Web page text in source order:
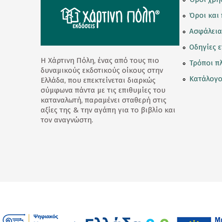
Κορνίζες
Μαγνητάκια
Μαγνητικοί Σελιδοδείκτες
Μπρελόκ
Η Χάρτινη Πόλη, ένας από τους πιο
δυναμικούς εκδοτικούς οίκους στην
Ελλάδα, που επεκτείνεται διαρκώς
σύμφωνα πάντα με τις επιθυμίες του
καταναλωτή, παραμένει σταθερή στις
αξίες της & την αγάπη για το βιβλίο και
τον αναγνώστη.
Όροι και
Οδηγίες
Τρόποι